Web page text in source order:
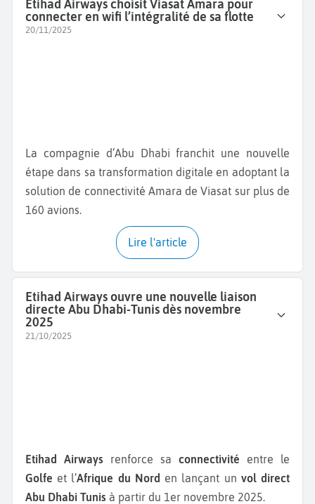
Etihad Airways choisit Viasat Amara pour
connecter en wifi l’intégralité de sa flotte
20/11/2025
La compagnie d’Abu Dhabi franchit une nouvelle
étape dans sa transformation digitale en adoptant la
solution de connectivité Amara de Viasat sur plus de
160 avions.
Lire l'article
Etihad Airways ouvre une nouvelle liaison
directe Abu Dhabi-Tunis dès novembre
2025
21/10/2025
Etihad Airways renforce sa connectivité entre le
Golfe et l’Afrique du Nord en lançant un vol direct
Abu Dhabi Tunis à partir du 1er novembre 2025.